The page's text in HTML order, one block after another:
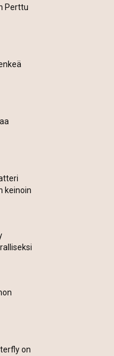
Perttu
keinoin
on